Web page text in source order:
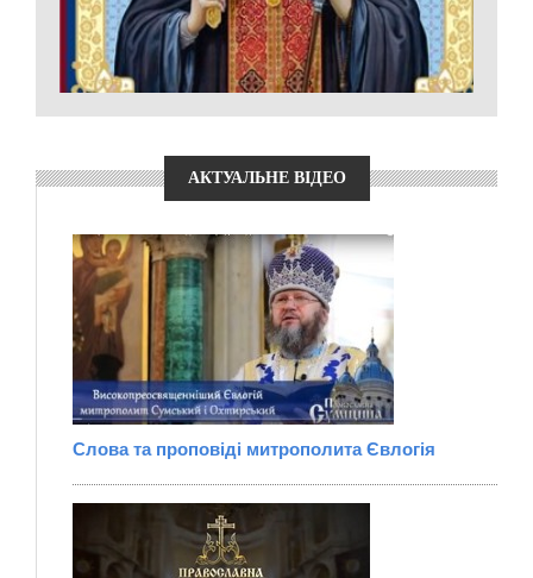
АКТУАЛЬНЕ ВІДЕО
Слова та проповіді митрополита Євлогія